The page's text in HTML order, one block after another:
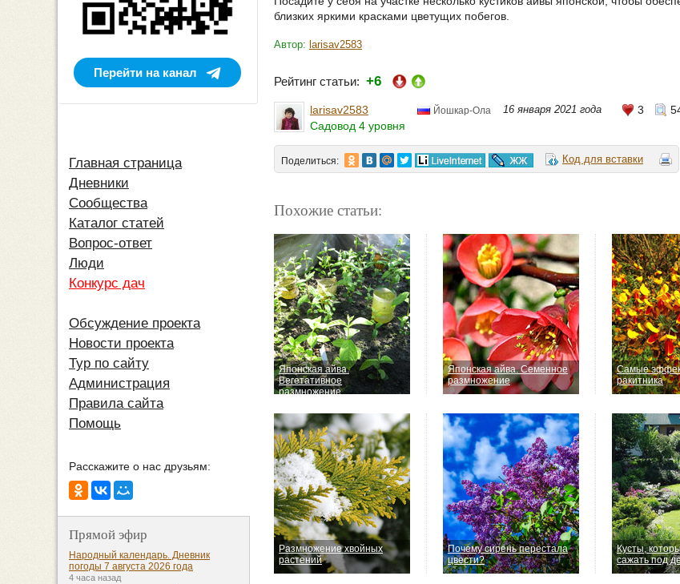
близких яркими красками цветущих побегов.
Автор: larisav2583
Рейтинг статьи: +6
larisav2583
Садовод 4 уровня
Йошкар-Ола 16 января 2021 года 3
Поделиться: Код для вставки
Похожие статьи:
Японская айва.
Вегетативное
размножение
Японская айва. Семенное
размножение
Самые
ракитника
Размножение хвойных
растений
Почему сирень перестала
цвести?
Кусты,
сажать под
Перейти на канал
Главная страница
Дневники
Сообщества
Каталог статей
Вопрос-ответ
Люди
Конкурс дач
Обсуждение проекта
Новости проекта
Тур по сайту
Администрация
Правила сайта
Помощь
Расскажите о нас друзьям:
Прямой эфир
Народный календарь. Дневник
погоды 7 августа 2026 года
4 часа назад